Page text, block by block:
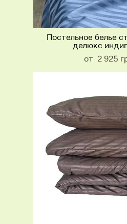
Постельное белье
делюкс
от 2 925